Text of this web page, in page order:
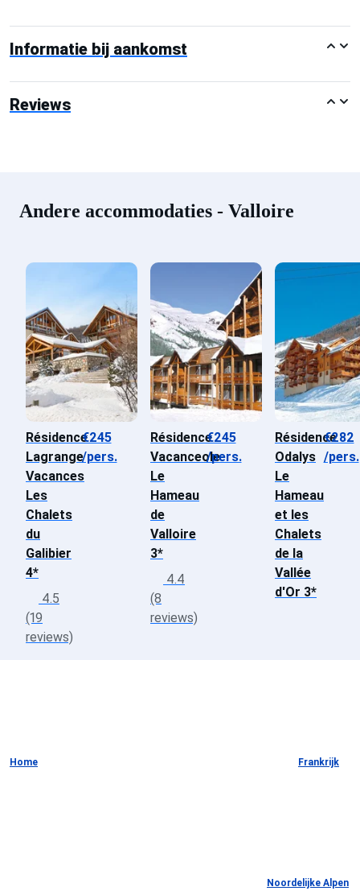
Informatie bij aankomst
Reviews
Andere accommodaties - Valloire
Résidence
Lagrange
Vacances
Les
Chalets
du
Galibier
4*
€245
/pers.
4.5
(19
reviews)
Résidence
Vacanceole
Le
Hameau
de
Valloire
3*
€245
/pers.
4.4
(8
reviews)
Résidence
Odalys
Le
Hameau
et les
Chalets
de la
Vallée
d'Or 3*
€282
/pers.
Home Frankrijk
Noordelijke Alpen